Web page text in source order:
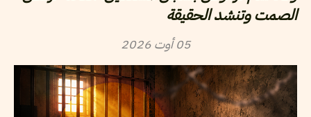
الصمت وتنشد الحقيقة
05أوت 2026